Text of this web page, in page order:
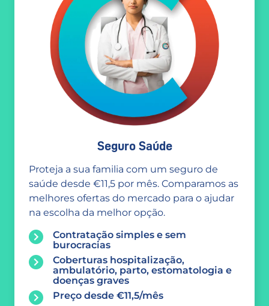
Seguro Saúde
Proteja a sua familia com um seguro de
saúde desde €11,5 por mês. Comparamos as
melhores ofertas do mercado para o ajudar
na escolha da melhor opção.
Contratação simples e sem
burocracias
Coberturas hospitalização,
ambulatório, parto, estomatologia e
doenças graves
Preço desde €11,5/mês